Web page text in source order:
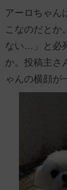
アーロちゃん
こなのだとか
ない…」と必
か。投稿主さ
ゃんの横顔が